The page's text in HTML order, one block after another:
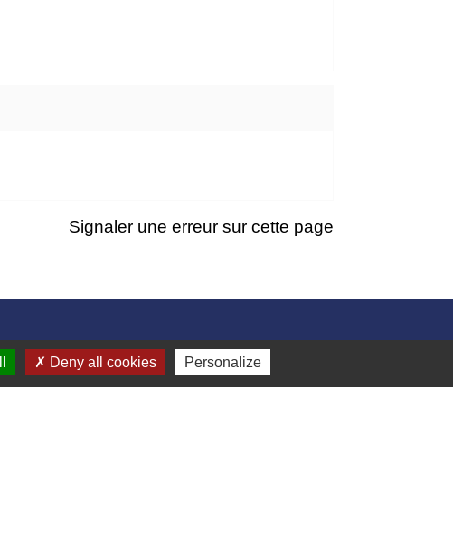
Signaler une erreur sur cette page
Deny all cookies Personalize